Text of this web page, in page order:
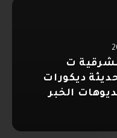
ت
اضاءة حديثة ديكورات
الخبر